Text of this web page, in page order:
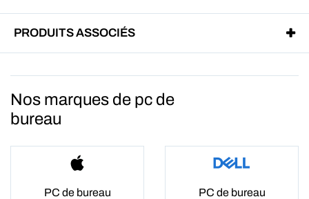
PRODUITS ASSOCIÉS
Nos marques de pc de
bureau
PC de bureau
PC de bureau